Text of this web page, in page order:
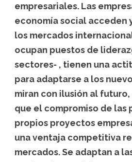
empresariales. Las
economía social acceden
los mercados
ocupan puestos de
sectores- , tienen una
para adaptarse a los
miran con ilusión al futuro,
que el compromiso de las
propios proyectos
una ventaja competitiva
mercados. Se adaptan a